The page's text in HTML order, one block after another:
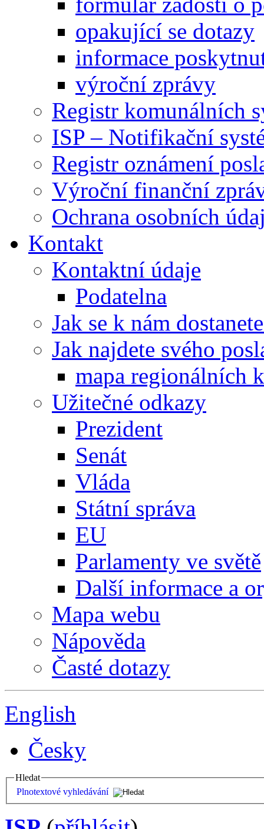
opakující se dotazy
informace
výroční zprávy
Registr komunálních
ISP – Notifikační
Registr oznámení
Výroční finanční
Ochrana osobních
Kontakt
Kontaktní údaje
Podatelna
Jak se k nám
Jak najdete svého
mapa regionálních
Užitečné odkazy
Prezident
Senát
Vláda
Státní správa
EU
Parlamenty ve světě
Další informace a
Mapa webu
Nápověda
Časté dotazy
English
Česky
Hledat
Plnotextové vyhledávání